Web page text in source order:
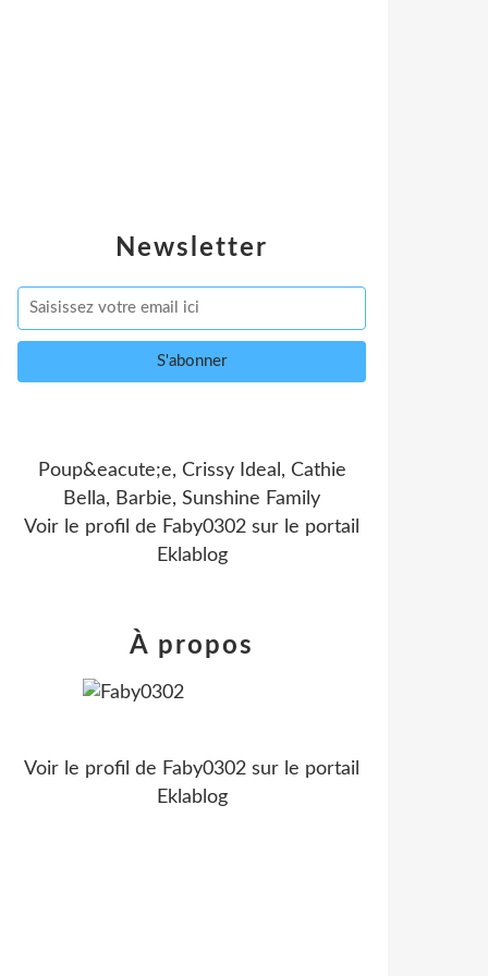
Newsletter
Poup&eacute;e, Crissy Ideal, Cathie
Bella, Barbie, Sunshine Family
Voir le profil de Faby0302 sur le portail
Eklablog
À propos
Voir le profil de Faby0302 sur le portail
Eklablog